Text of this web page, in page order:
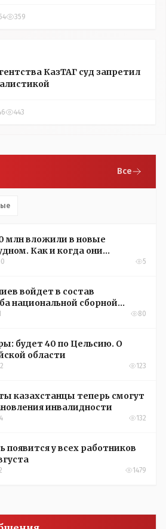
359
КазТАГ суд запретил
443
Все
млн вложили в новые
Как и когда они
5
войдет в состав
национальной сборной
80
будет 40 по Цельсию. О
области
123
казахстанцы теперь смогут
инвалидности
132
появится у всех работников
1479